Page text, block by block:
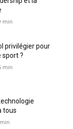
min
privilégier pour
sport ?
min
tous